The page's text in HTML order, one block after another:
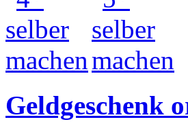
Geldgeschenk